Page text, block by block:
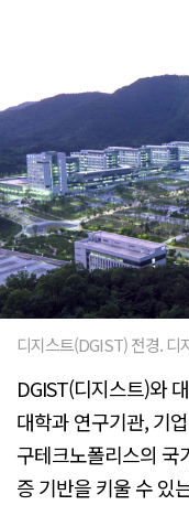
디지스트(DGIST) 전경. 디
DGIST(디지스트)와
대학과 연구기관, 기
구테크노폴리스의 국
증 기반을 키울 수 있